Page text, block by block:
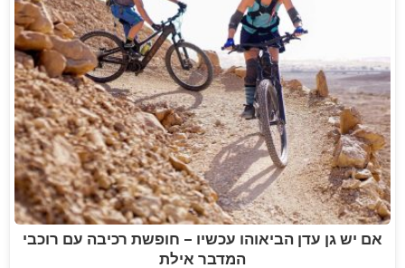
אם יש גן עדן הביאוהו עכשיו – חופשת רכיבה עם רוכבי
המדבר אילת